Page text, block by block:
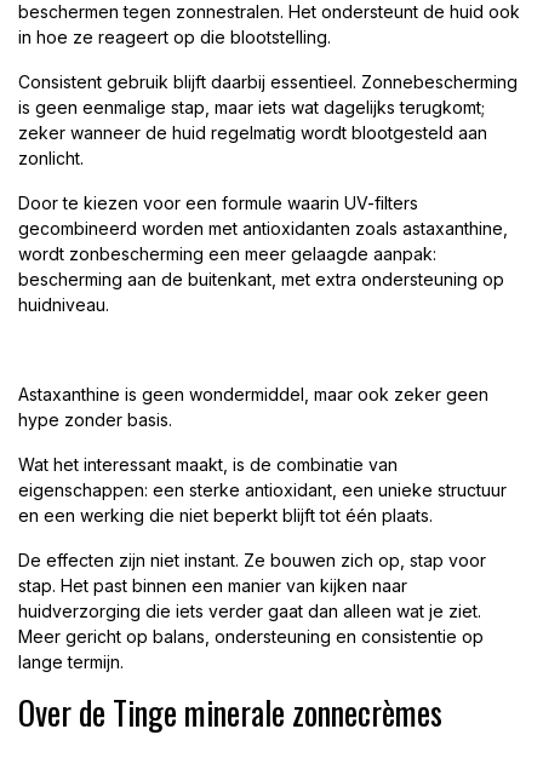
beschermen tegen zonnestralen. Het ondersteunt de huid ook
in hoe ze reageert op die blootstelling.
Consistent gebruik blijft daarbij essentieel. Zonnebescherming
is geen eenmalige stap, maar iets wat dagelijks terugkomt;
zeker wanneer de huid regelmatig wordt blootgesteld aan
zonlicht.
Door te kiezen voor een formule waarin UV-filters
gecombineerd worden met antioxidanten zoals astaxanthine,
wordt zonbescherming een meer gelaagde aanpak:
bescherming aan de buitenkant, met extra ondersteuning op
huidniveau.
Astaxanthine is geen wondermiddel, maar ook zeker geen
hype zonder basis.
Wat het interessant maakt, is de combinatie van
eigenschappen: een sterke antioxidant, een unieke structuur
en een werking die niet beperkt blijft tot één plaats.
De effecten zijn niet instant. Ze bouwen zich op, stap voor
stap. Het past binnen een manier van kijken naar
huidverzorging die iets verder gaat dan alleen wat je ziet.
Meer gericht op balans, ondersteuning en consistentie op
lange termijn.
Over de Tinge minerale zonnecrèmes